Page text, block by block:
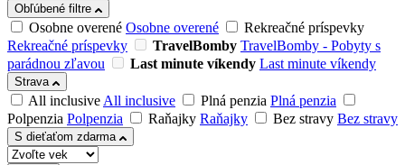
Obľúbené filtre
Osobne overené Osobne overené
Rekreačné príspevky
Rekreačné príspevky
TravelBomby TravelBomby - Pobyty s
parádnou zľavou
Last minute víkendy Last minute víkendy
Strava
All inclusiveAll inclusive Plná penzia Plná penzia
Polpenzia Polpenzia Raňajky Raňajky Bez stravy Bez stravy
S dieťaťom zdarma